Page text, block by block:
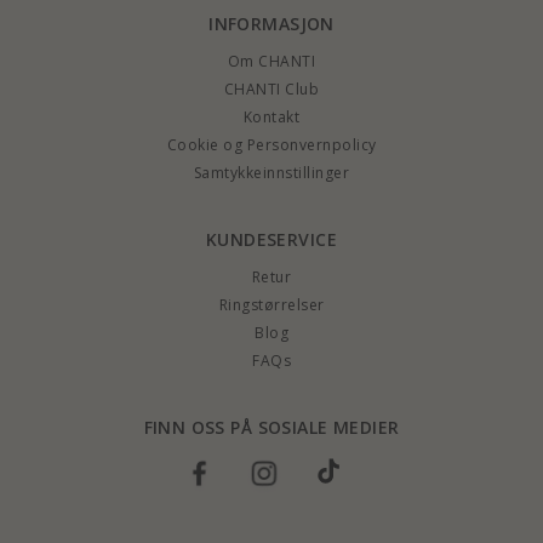
INFORMASJON
Om CHANTI
CHANTI Club
Kontakt
Cookie og Personvernpolicy
Samtykkeinnstillinger
KUNDESERVICE
Retur
Ringstørrelser
Blog
FAQs
FINN OSS PÅ SOSIALE MEDIER